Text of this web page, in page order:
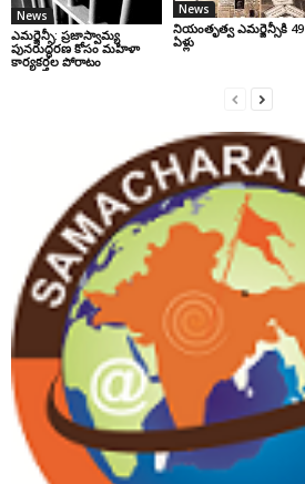
News
ఎమర్జెన్సీ: ప్రజాస్వామ్య
పునరుద్ధరణ కోసం మహిళా
కార్యకర్తల పోరాటం
News
నియంతృత్వ ఎమర్జెన్సీకి 49
ఏళ్లు